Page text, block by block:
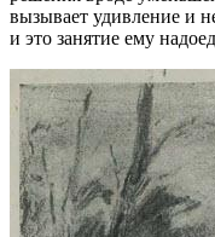
вызывает удивление и
и это занятие ему